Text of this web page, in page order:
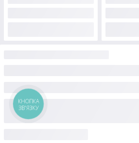
КНОПКА
ЗВ'ЯЗКУ